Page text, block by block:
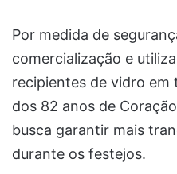
Por medida de
comercialização e
recipientes de vidro
dos 82 anos de
busca garantir mais
durante os festejos.